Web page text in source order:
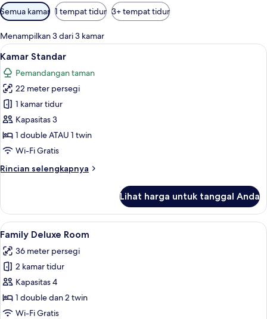
Filter
tersedia
untuk
kamar
Semua kamar 1 tempat tidur 3+ tempat tidur
Menampilkan 3 dari 3 kamar
Lihat
semua
foto
untuk
Kamar
Standar
Kamar Standar | Minibar, brankas,
10
Kamar Standar
Pemandangan taman
22 meter persegi
1 kamar tidur
Kapasitas 3
1 double ATAU 1 twin
Wi-Fi Gratis
Rincian selengkapnya
Rincian
Kamar
Standar
Lihat harga untuk tanggal Anda
Lihat
semua
foto
untuk
Family
Deluxe
Room
Minibar, brankas, tempat tidur bayi
10
Family Deluxe Room
36 meter persegi
2 kamar tidur
Kapasitas 4
1 double dan 2 twin
Wi-Fi Gratis